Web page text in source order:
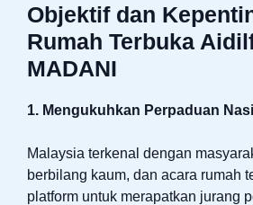
Objektif dan
Rumah Terbuka
MADANI
1. Mengukuhkan Perpaduan
Malaysia terkenal dengan
berbilang kaum, dan acara rumah
platform untuk merapatkan jurang